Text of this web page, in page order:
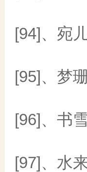
[94]、宛
[95]、梦
[96]、书
[97]、水